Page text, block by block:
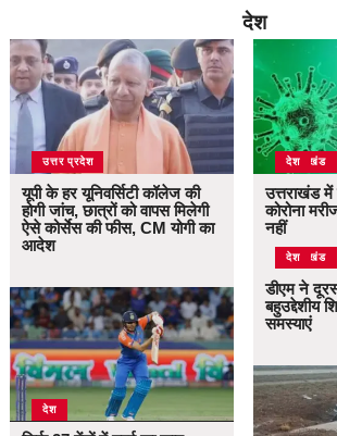
देश
उत्तर प्रदेश
यूपी के हर यूनिवर्सिटी कॉलेज की
होगी जांच, छात्रों को वापस मिलेगी
ऐसे कोर्सेस की फीस, CM योगी का
आदेश
देश
उत्तराखंड
देश
उत्तराखंड
कोरोना
नहीं
उत्तराखंड
देश
डीएम ने
बहुउद्देशीय
समस्याएं